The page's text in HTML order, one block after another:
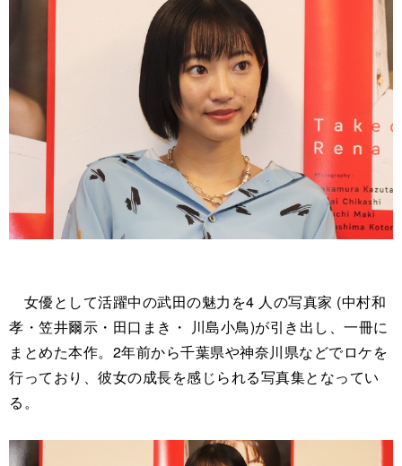
女優として活躍中の武田の魅力を4 人の写真家 (中村和
孝・笠井爾示・田口まき・ 川島小鳥)が引き出し、一冊に
まとめた本作。2年前から千葉県や神奈川県などでロケを
行っており、彼女の成長を感じられる写真集となってい
る。